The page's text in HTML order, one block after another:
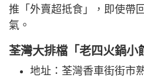
推「外賣超抵食」，即使帶
氣。
荃灣大排檔「老四火鍋小
地址：荃灣香車街街市